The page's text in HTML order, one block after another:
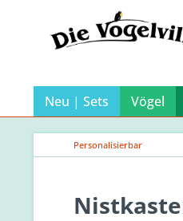
Neu | Sets Vögel
Personalisierbar